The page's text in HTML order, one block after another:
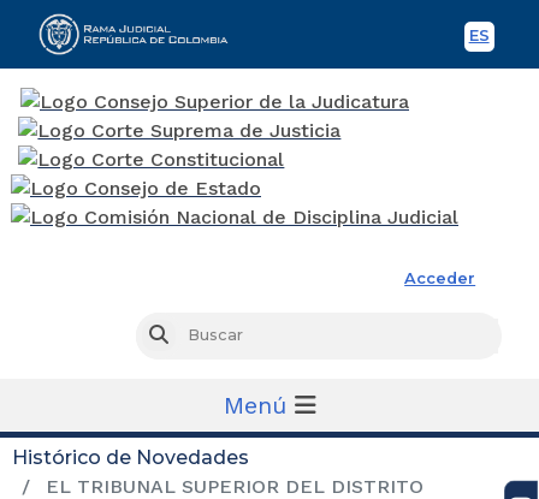
ES
Acceder
Buscar
Menú
Histórico de Novedades
EL TRIBUNAL SUPERIOR DEL DISTRITO